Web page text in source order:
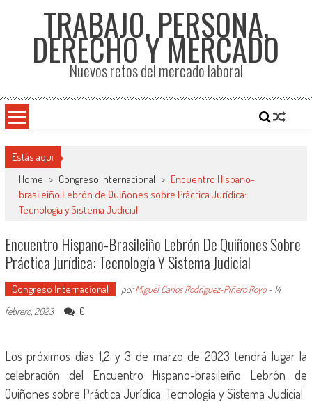
TRABAJO, PERSONA,
DERECHO Y MERCADO
Nuevos retos del mercado laboral
Estás aquí
Home > Congreso Internacional > Encuentro Hispano-
brasileiño Lebrón de Quiñones sobre Práctica Jurídica:
Tecnología y Sistema Judicial
Encuentro Hispano-Brasileiño Lebrón De Quiñones Sobre
Práctica Jurídica: Tecnología Y Sistema Judicial
Congreso Internacional porMiguel Carlos Rodríguez-Piñero Royo- 14
febrero, 2023
0
Los próximos días 1,2 y 3 de marzo de 2023 tendrá lugar la
celebración del Encuentro Hispano-brasileiño Lebrón de
Quiñones sobre Práctica Jurídica: Tecnología y Sistema Judicial